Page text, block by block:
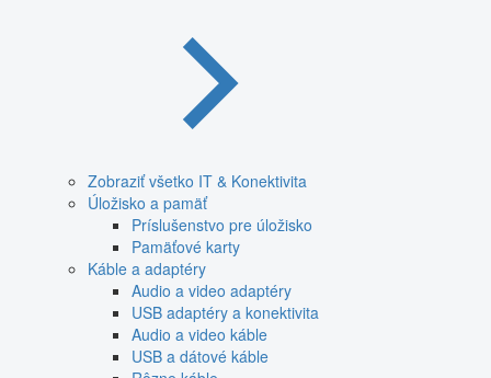
Zobraziť všetko IT & Konektivita
Úložisko a pamäť
Príslušenstvo pre úložisko
Pamäťové karty
Káble a adaptéry
Audio a video adaptéry
USB adaptéry a konektivita
Audio a video káble
USB a dátové káble